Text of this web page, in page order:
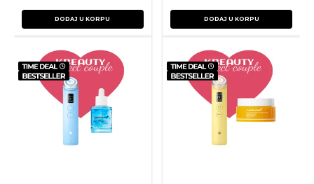
DODAJ U KORPU DODAJ U KORPU